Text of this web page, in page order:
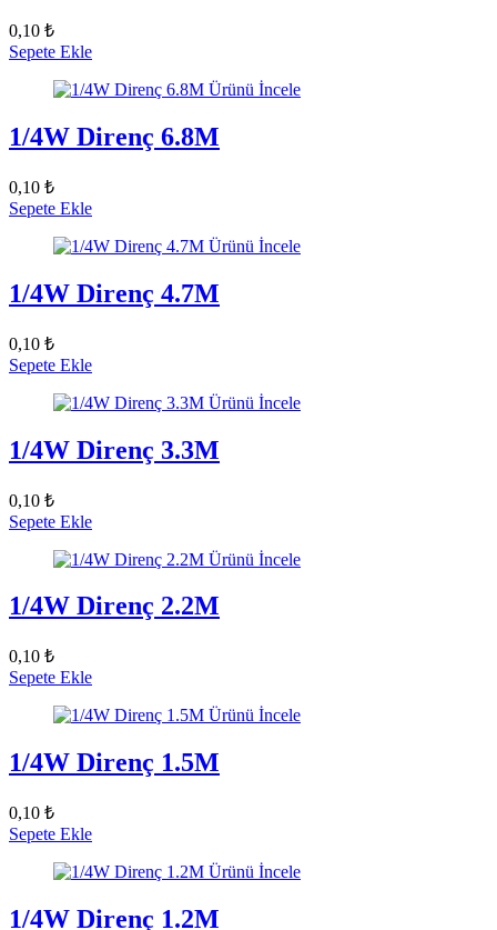
0,10 ₺
Sepete Ekle
Ürünü İncele
1/4W Direnç 6.8M
0,10 ₺
Sepete Ekle
Ürünü İncele
1/4W Direnç 4.7M
0,10 ₺
Sepete Ekle
Ürünü İncele
1/4W Direnç 3.3M
0,10 ₺
Sepete Ekle
Ürünü İncele
1/4W Direnç 2.2M
0,10 ₺
Sepete Ekle
Ürünü İncele
1/4W Direnç 1.5M
0,10 ₺
Sepete Ekle
Ürünü İncele
1/4W Direnç 1.2M